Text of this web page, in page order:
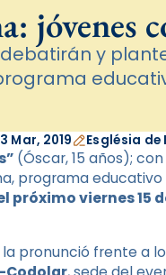
jóvenes
y
Mar, 2019 Església
(Óscar, 15 años);
programa educativo
próximo viernes 15
pronunció frente a